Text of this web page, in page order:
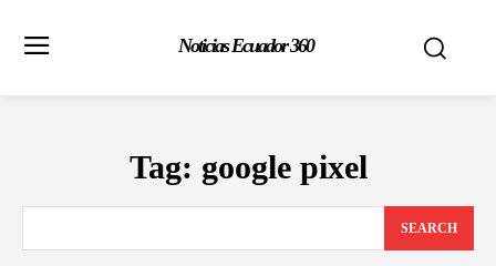
Noticias Ecuador 360
Tag: google pixel
SEARCH